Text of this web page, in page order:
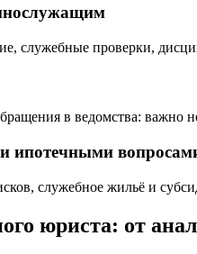
служебные проверки,
в ведомства: важно
служебное жильё и
юриста: от